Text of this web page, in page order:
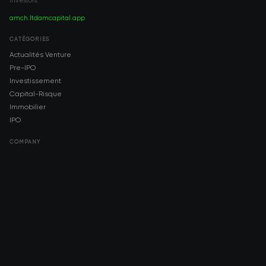
amch.ltdamcapital.app
CATÉGORIES
Actualités Venture
Pre-IPO
Investissement
Capital-Risque
Immobilier
IPO
COMPANY